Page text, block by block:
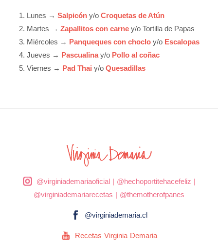
Lunes → Salpicón y/o Croquetas de Atún
Martes → Zapallitos con carne y/o Tortilla de Papas
Miércoles → Panqueques con choclo y/o Escalopas
Jueves → Pascualinay/o Pollo al coñac
Viernes → Pad Thai y/o Quesadillas
@virginiademariaoficial| @hechoportitehacefeliz |
@virginiademariarecetas | @themotherofpanes
@virginiademaria.cl
Recetas Virginia Demaria